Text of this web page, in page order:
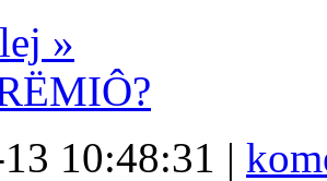
»
10:48:31 |